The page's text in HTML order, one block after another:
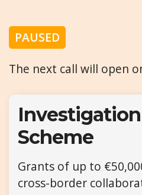
PAUSED
The next call will open
Scheme
Grants of up to
cross-border